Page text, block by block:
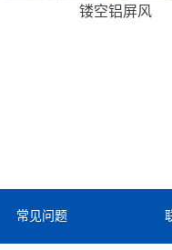
镂空铝屏风
常见问题